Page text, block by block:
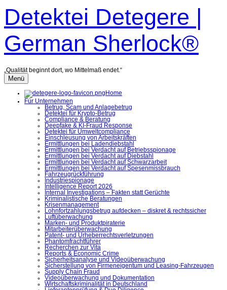
Inhalt
überspringen
Detektei Detegere |
German Sherlock®
„Qualität beginnt dort, wo Mittelmaß endet.“
Menü
Home
Für Unternehmen
Betrug, Scam und Anlagebetrug
Detektei für Krypto-Betrug
Compliance & Beratung
Deepfake & KI-Fraud Response
Detektei für Umweltcompliance
Einschleusung von Arbeitskräften
Ermittlungen bei Ladendiebstahl
Ermittlungen bei Verdacht auf Betriebsspionage
Ermittlungen bei Verdacht auf Diebstahl
Ermittlungen bei Verdacht auf Schwarzarbeit
Ermittlungen bei Verdacht auf Spesenmissbrauch
Fahrzeugrückführung
Industriespionage
Intelligence Report 2026
Internal Investigations – Fakten statt Gerüchte
Kriminalistische Beratungen
Krisenmanagement
Lohnfortzahlungsbetrug aufdecken – diskret & rechtssicher
Luftüberwachung
Marken- und Produktpiraterie
Mitarbeiterüberwachung
Patent- und Urheberrechtsverletzungen
Phantomfrachtführer
Recherchen zur Vita
Reports & Economic Crime
Sicherheitsanalyse und Videoüberwachung
Sicherstellung von Firmeneigentum und Leasing-Fahrzeugen
Supply Chain Fraud
Videoüberwachung und Dokumentation
Wirtschaftskriminalität in Deutschland